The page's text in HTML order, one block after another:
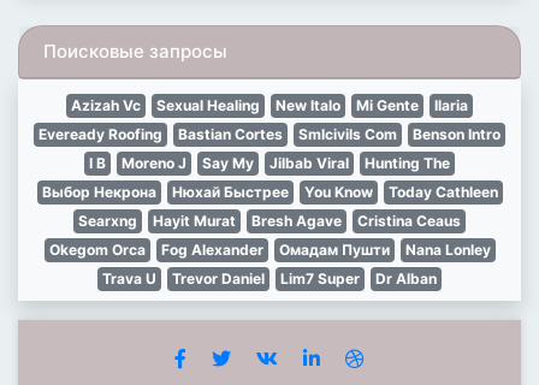
Поисковые запросы
Azizah Vc Sexual Healing New Italo Mi Gente
Ilaria
Eveready Roofing
Bastian Cortes Smlcivils Com
Benson Intro
I B
Moreno J Say My Jilbab Viral
Hunting The
Выбор Некрона
Нюхай Быстрее You Know
Today Cathleen
Searxng
Hayit Murat Bresh Agave
Cristina Ceaus
Okegom Orca
Fog Alexander Омадам Пушти
Nana Lonley
Trava U
Trevor Daniel Lim7 Super Dr Alban